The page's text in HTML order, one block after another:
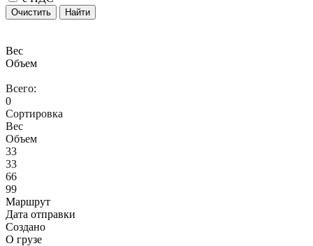
Очистить Найти
Вес
Объем
Всего:
0
Сортировка
Вес
Объем
33
33
66
99
Маршрут
Дата отправки
Создано
О грузе